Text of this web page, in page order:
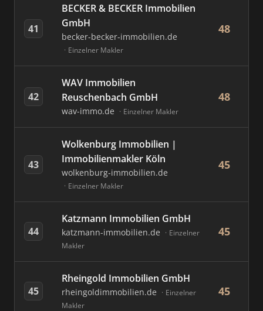
41
BECKER & BECKER Immobilien
GmbH
becker-becker-immobilien.de
Einzelner Makler
48
42
WAV Immobilien
Reuschenbach GmbH
wav-immo.de Einzelner Makler
48
43
Wolkenburg Immobilien |
Immobilienmakler Köln
wolkenburg-immobilien.de
Einzelner Makler
45
44
Katzmann Immobilien GmbH
katzmann-immobilien.de
Einzelner
Makler
45
45
Rheingold Immobilien GmbH
rheingoldimmobilien.de
Einzelner
Makler
45